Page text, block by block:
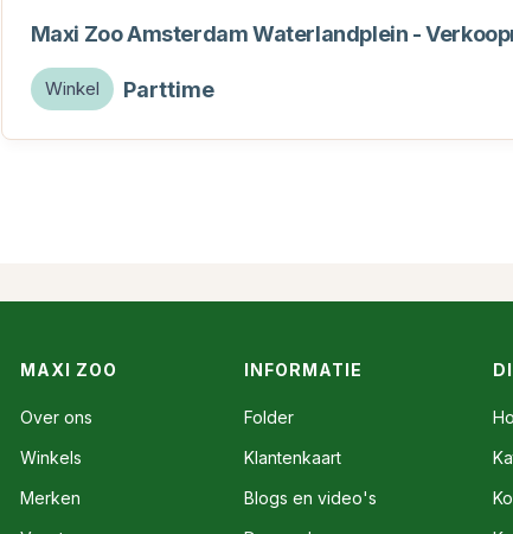
Maxi Zoo Amsterdam Waterlandplein -
Winkel Parttime
MAXI ZOO
Over ons
Winkels
Merken
INFORMATIE
Folder
Klantenkaart
Blogs en video's